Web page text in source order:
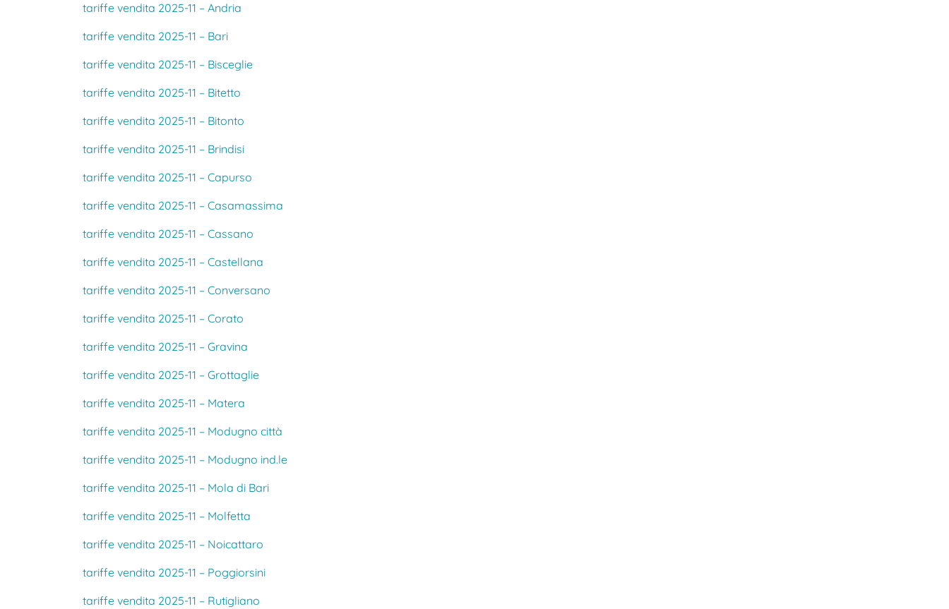
tariffe vendita 2025-11 – Andria
tariffe vendita 2025-11 – Bari
tariffe vendita 2025-11 – Bisceglie
tariffe vendita 2025-11 – Bitetto
tariffe vendita 2025-11 – Bitonto
tariffe vendita 2025-11 – Brindisi
tariffe vendita 2025-11 – Capurso
tariffe vendita 2025-11 – Casamassima
tariffe vendita 2025-11 – Cassano
tariffe vendita 2025-11 – Castellana
tariffe vendita 2025-11 – Conversano
tariffe vendita 2025-11 – Corato
tariffe vendita 2025-11 – Gravina
tariffe vendita 2025-11 – Grottaglie
tariffe vendita 2025-11 – Matera
tariffe vendita 2025-11 – Modugno città
tariffe vendita 2025-11 – Modugno ind.le
tariffe vendita 2025-11 – Mola di Bari
tariffe vendita 2025-11 – Molfetta
tariffe vendita 2025-11 – Noicattaro
tariffe vendita 2025-11 – Poggiorsini
tariffe vendita 2025-11 – Rutigliano